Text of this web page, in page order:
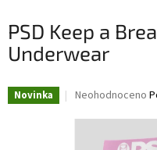
PSD Keep a
Underwear
Novinka
Průměrné
produktu
Neohodnoceno